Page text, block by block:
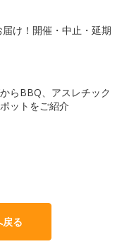
け！開催・中止・延期
らBBQ、アスレチック
ットをご紹介
る